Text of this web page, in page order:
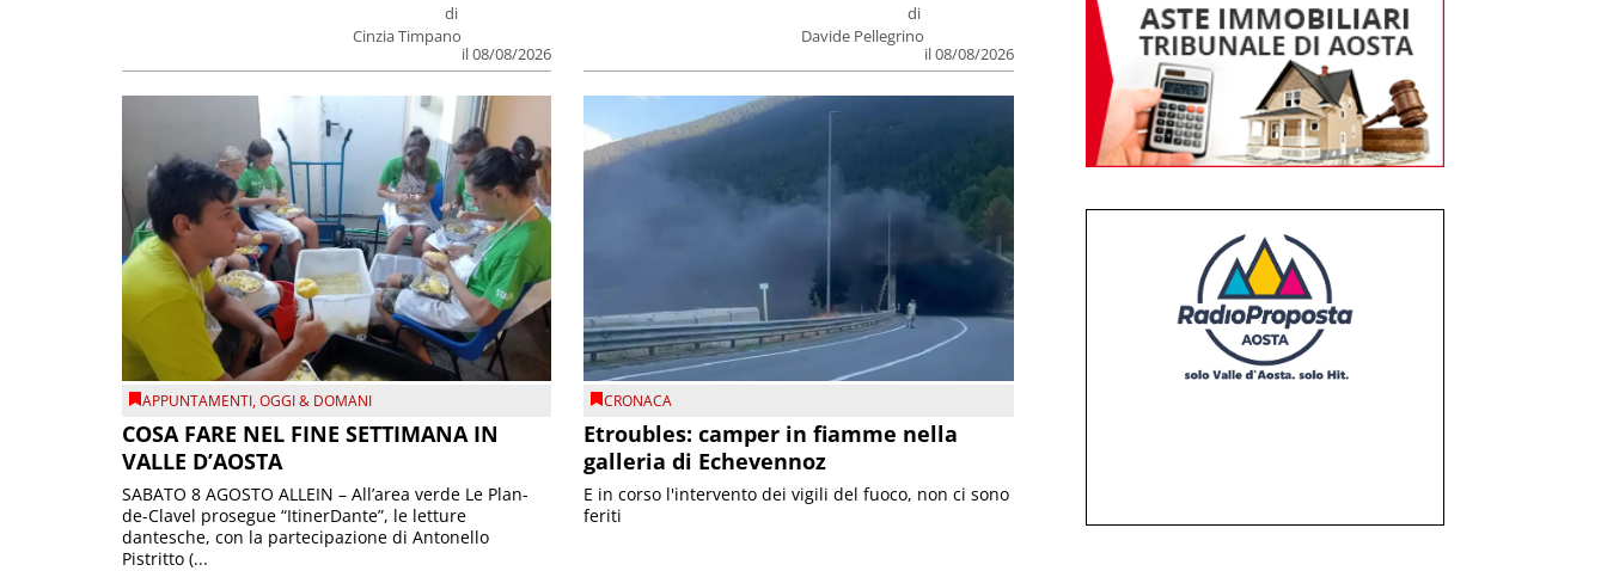
di
Cinzia Timpano
il 08/08/2026
di
Davide Pellegrino
il 08/08/2026
APPUNTAMENTI,OGGI & DOMANI
COSA FARE NEL FINE SETTIMANA IN
VALLE D’AOSTA
SABATO 8 AGOSTO ALLEIN – All’area verde Le Plan-
de-Clavel prosegue “ItinerDante”, le letture
dantesche, con la partecipazione di Antonello
Pistritto (...
CRONACA
Etroubles: camper in fiamme nella
galleria di Echevennoz
E in corso l'intervento dei vigili del fuoco, non ci sono
feriti